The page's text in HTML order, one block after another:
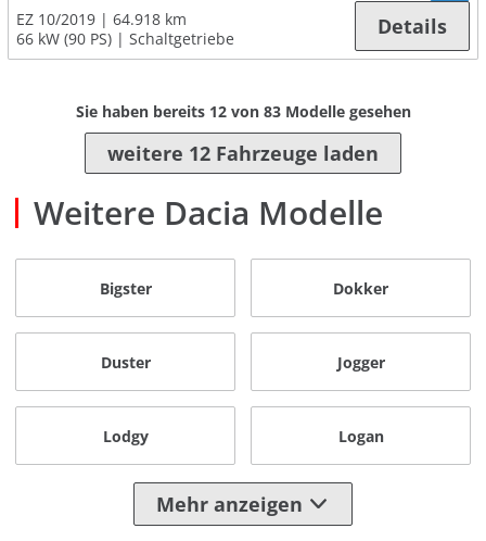
EZ 10/2019
64.918 km
66 kW (90 PS)
Schaltgetriebe Details
Sie haben bereits 12von 83Modelle gesehen
weitere 12 Fahrzeuge laden
Weitere Dacia Modelle
Bigster Dokker
Duster Jogger
Lodgy Logan
Mehr anzeigen